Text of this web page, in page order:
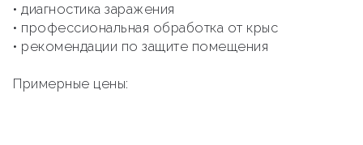
• диагностика заражения
• профессиональная обработка от крыс
• рекомендации по защите помещения
Примерные цены: